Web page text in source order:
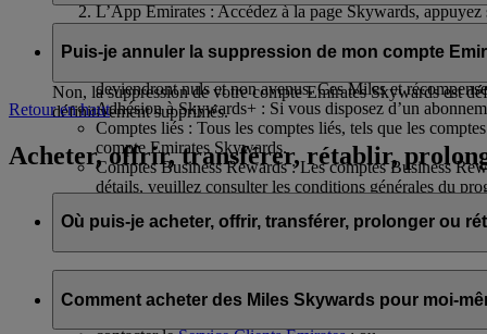
L’App Emirates : Accédez à la page Skywards,
Assistance en ligne: Parlez à notre équipe, elle se fera
Si vous décidez de supprimer votre compte Emirates
Miles Skywards et récompenses non utilisés : Tous vos
deviendront nuls et non avenus. Ces Miles et
Adhésion à Skywards+ : Si vous disposez d’un
Comptes liés : Tous les comptes liés, tels que les
compte Emirates Skywards.
Comptes Business Rewards : Les comptes Business
détails, veuillez consulter les conditions générales du
Puis-je annuler la suppression de mon compte
Non, la suppression de votre compte Emirates Skywards est
définitivement supprimés.
Retour en haut
Acheter, offrir, transférer, rétablir,
Où puis-je acheter, offrir, transférer, prolonger ou
Comment acheter des Miles Skywards pour moi-